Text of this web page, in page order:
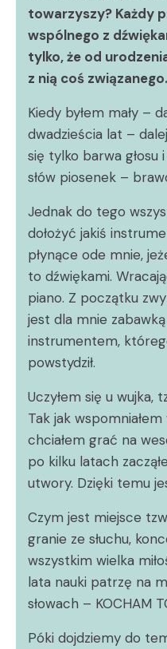
towarzyszy? Każdy
wspólnego z
tylko, że od
z nią coś związanego.
Kiedy byłem mały –
dwadzieścia lat –
się tylko barwa głosu
słów piosenek –
Jednak do tego
dołożyć jakiś
płynące ode mnie,
to dźwiękami.
piano. Z początku
jest dla mnie
instrumentem,
powstydził.
Uczyłem się u wujka,
Tak jak
chciałem grać na
po kilku latach
utwory. Dzięki temu
Czym jest miejsce tzw
granie ze słuchu,
wszystkim wielka
lata nauki patrzę na
słowach – KOCHAM
Póki dojdziemy do